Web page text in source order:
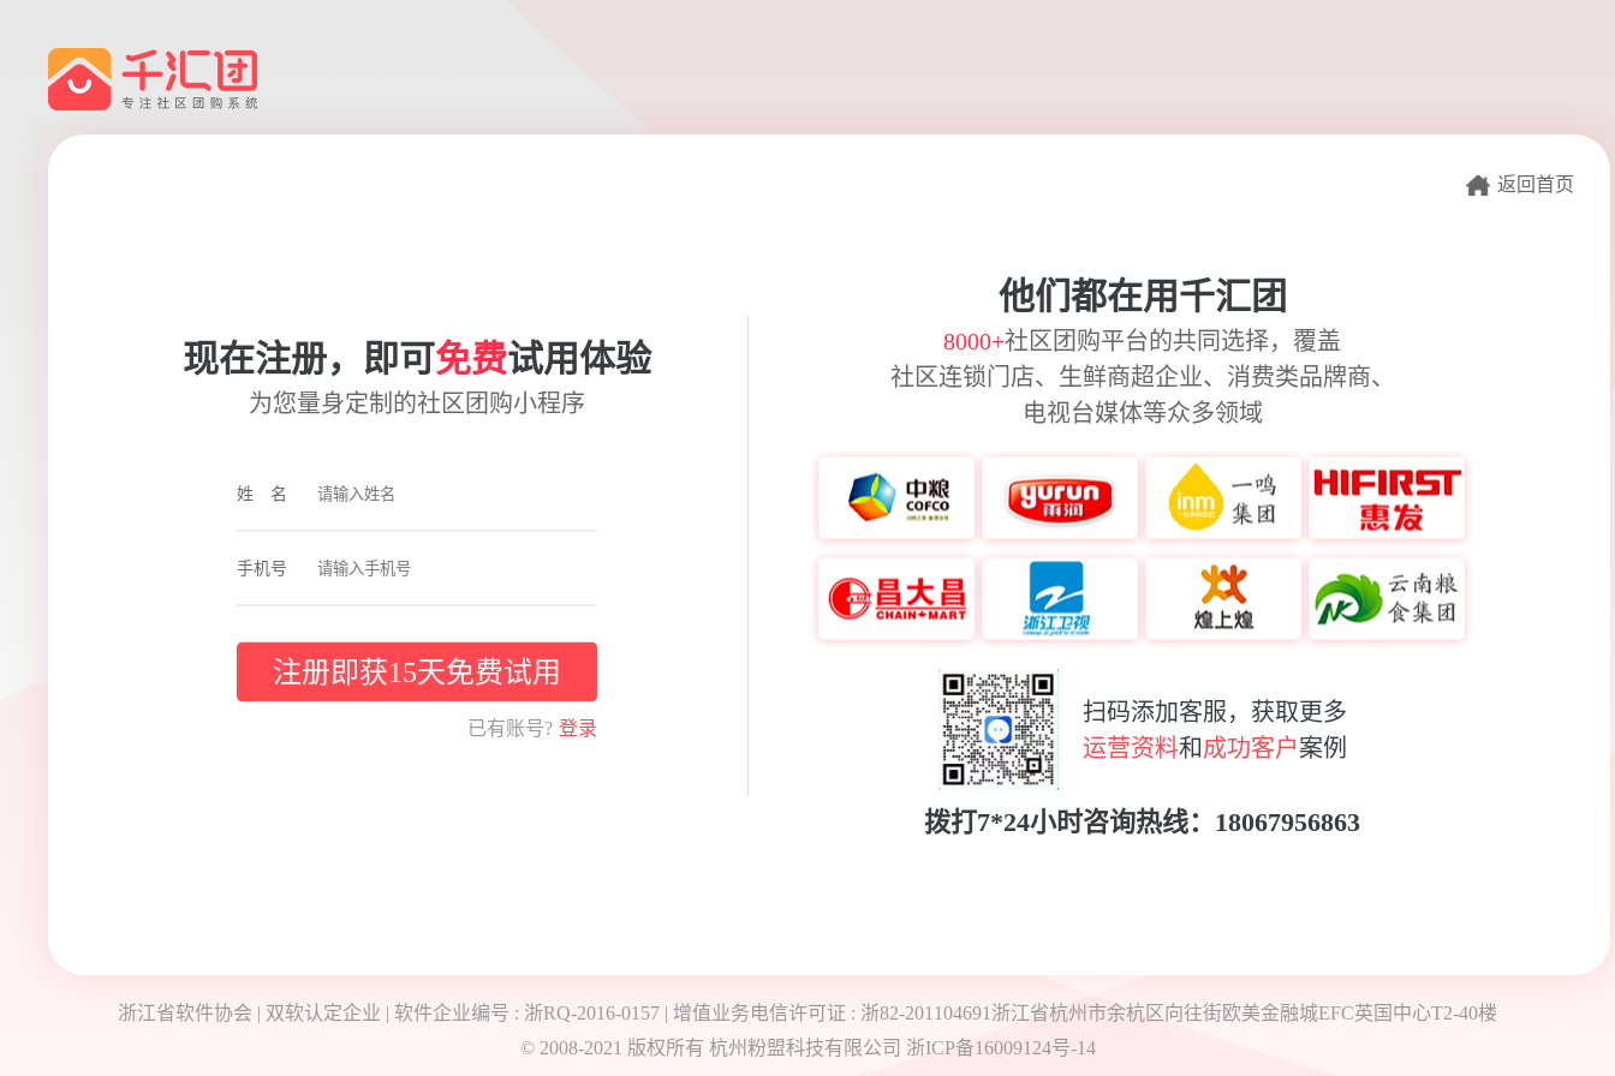
返回首页
现在注册，即可免费试用体验
为您量身定制的社区团购小程序
姓名
手机号
注册即获15天免费试用
已有账号? 登录
他们都在用千汇团
8000+社区团购平台的共同选择，覆盖
社区连锁门店、生鲜商超企业、消费类品牌商、
电视台媒体等众多领域
扫码添加客服，获取更多
运营资料和成功客户案例
拨打7*24小时咨询热线：18067956863
浙江省软件协会 | 双软认定企业 | 软件企业编号 : 浙RQ-2016-0157 | 增值业务电信许可证 : 浙82-201104691浙江省杭州市余杭区向往街欧美金融城EFC英国中心T2-40楼
© 2008-2021 版权所有 杭州粉盟科技有限公司 浙ICP备16009124号-14